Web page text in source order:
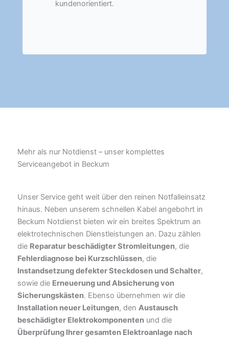
kundenorientiert.
Mehr als nur Notdienst – unser komplettes
Serviceangebot in Beckum
Unser Service geht weit über den reinen Notfalleinsatz
hinaus. Neben unserem schnellen Kabel angebohrt in
Beckum Notdienst bieten wir ein breites Spektrum an
elektrotechnischen Dienstleistungen an. Dazu zählen
die Reparatur beschädigter Stromleitungen, die
Fehlerdiagnose bei Kurzschlüssen, die
Instandsetzung defekter Steckdosen und Schalter,
sowie die Erneuerung und Absicherung von
Sicherungskästen. Ebenso übernehmen wir die
Installation neuer Leitungen, den Austausch
beschädigter Elektrokomponenten und die
Überprüfung Ihrer gesamten Elektroanlage nach